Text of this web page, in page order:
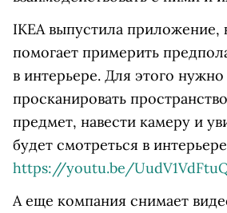
IKEA выпустила приложение,
помогает примерить
в интерьере. Для этого
просканировать
предмет, навести камеру и
будет смотреться в
https://youtu.be/
А еще компания снимает